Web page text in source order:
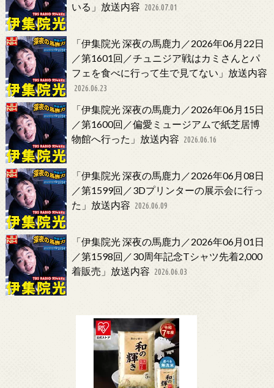
いる」放送内容 2026.07.01
「伊集院光 深夜の馬鹿力／2026年06月22日
／第1601回／チュニジア戦はカミさんとパ
フェを食べに行って生で見てない」放送内容
2026.06.23
「伊集院光 深夜の馬鹿力／2026年06月15日
／第1600回／偏愛ミュージアムで紙芝居博
物館へ行った」放送内容 2026.06.16
「伊集院光 深夜の馬鹿力／2026年06月08日
／第1599回／3Dプリンターの展示会に行っ
た」放送内容 2026.06.09
「伊集院光 深夜の馬鹿力／2026年06月01日
／第1598回／30周年記念Tシャツ先着2,000
着販売」放送内容 2026.06.03